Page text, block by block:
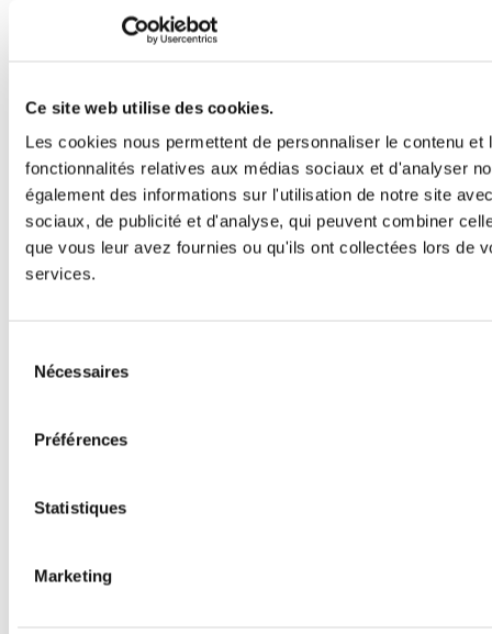
Ce site web utilise des cookies.
Les cookies nous permettent de personnaliser le contenu
fonctionnalités relatives aux médias sociaux et d'analyser
également des informations sur l'utilisation de notre site
sociaux, de publicité et d'analyse, qui peuvent combiner
que vous leur avez fournies ou qu'ils ont collectées lors de
services.
Nécessaires
Préférences
Statistiques
Marketing